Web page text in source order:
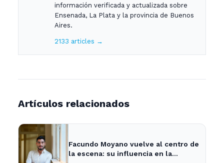
información verificada y actualizada sobre
Ensenada, La Plata y la provincia de Buenos
Aires.
2133 articles →
Artículos relacionados
Facundo Moyano vuelve al centro de
la escena: su influencia en la